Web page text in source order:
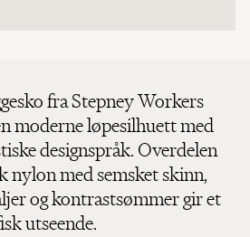
fra Stepney Workers
moderne løpesilhuett med
designspråk. Overdelen
nylon med semsket skinn,
og kontrastsømmer gir et
utseende.